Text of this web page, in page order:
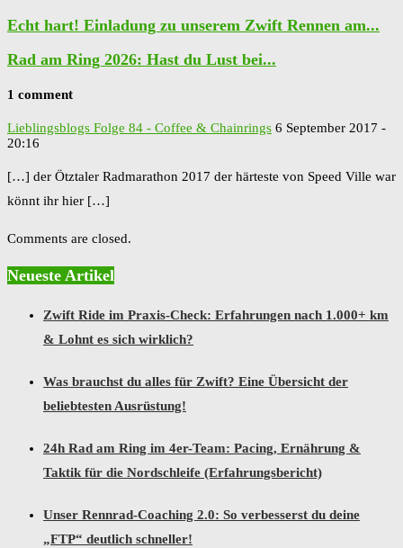
Echt hart! Einladung zu unserem Zwift Rennen am...
Rad am Ring 2026: Hast du Lust bei...
1 comment
Lieblingsblogs Folge 84 - Coffee & Chainrings 6 September 2017 -
20:16
[…] der Ötztaler Radmarathon 2017 der härteste von Speed Ville war
könnt ihr hier […]
Comments are closed.
Neueste Artikel
Zwift Ride im Praxis-Check: Erfahrungen nach 1.000+ km
& Lohnt es sich wirklich?
Was brauchst du alles für Zwift? Eine Übersicht der
beliebtesten Ausrüstung!
24h Rad am Ring im 4er-Team: Pacing, Ernährung &
Taktik für die Nordschleife (Erfahrungsbericht)
Unser Rennrad-Coaching 2.0: So verbesserst du deine
„FTP“ deutlich schneller!